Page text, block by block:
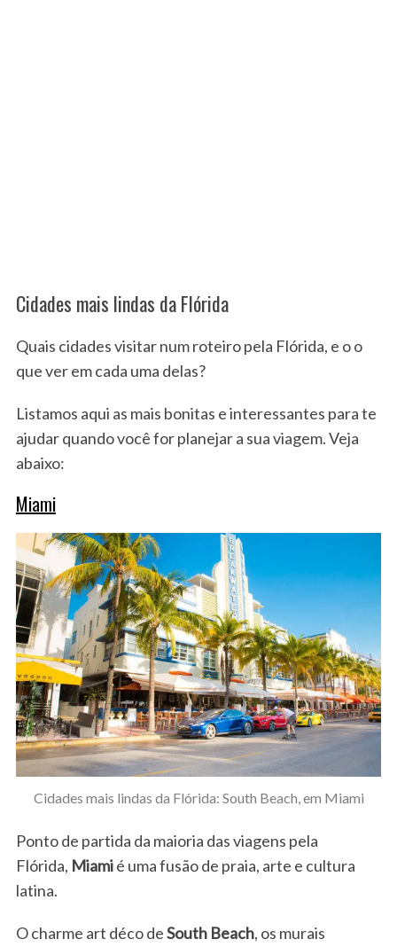
Cidades mais lindas da Flórida
Quais cidades visitar num roteiro pela Flórida, e o o
que ver em cada uma delas?
Listamos aqui as mais bonitas e interessantes para te
ajudar quando você for planejar a sua viagem. Veja
abaixo:
Miami
Cidades mais lindas da Flórida: South Beach, em Miami
Ponto de partida da maioria das viagens pela
Flórida, Miamié uma fusão de praia, arte e cultura
latina.
O charme art déco deSouth Beach, os murais